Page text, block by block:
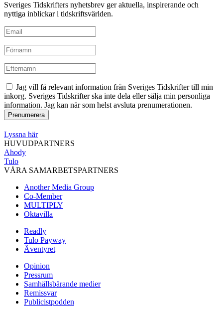
Sveriges Tidskrifters nyhetsbrev ger aktuella, inspirerande och
nyttiga inblickar i tidskriftsvärlden.
Jag vill få relevant information från Sveriges Tidskrifter till min
inkorg. Sveriges Tidskrifter ska inte dela eller sälja min personliga
information. Jag kan när som helst avsluta prenumerationen.
Lyssna här
HUVUDPARTNERS
Ahody
Tulo
VÅRA SAMARBETSPARTNERS
Another Media Group
Co-Member
MULTIPLY
Oktavilla
Readly
Tulo Payway
Äventyret
Opinion
Pressrum
Samhällsbärande medier
Remissvar
Publicistpodden